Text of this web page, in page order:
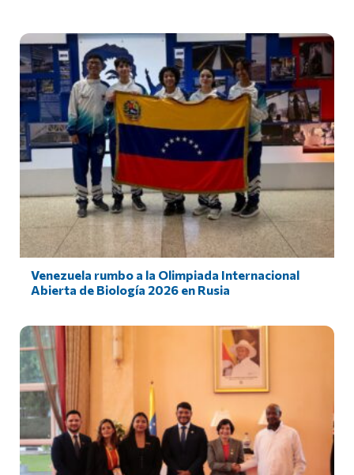
Venezuela rumbo a la Olimpiada Internacional
Abierta de Biología 2026 en Rusia